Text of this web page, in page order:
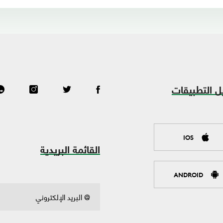
التطبيقات
IOS
ANDROID
القائمة البريدية